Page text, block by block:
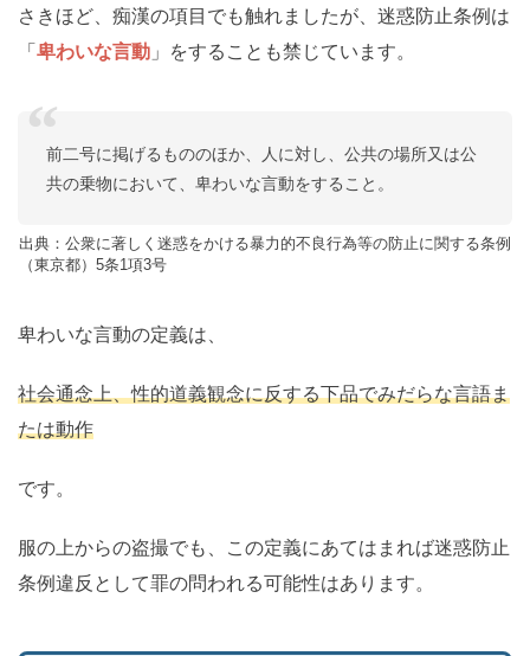
さきほど、痴漢の項目でも触れましたが、迷惑防止条例は
「 卑わいな言動 」をすることも禁じています。
前二号に掲げるもののほか、人に対し、公共の場所又は公
共の乗物において、卑わいな言動をすること。
出典：公衆に著しく迷惑をかける暴力的不良行為等の防止に関する条例
（東京都）5条1項3号
卑わいな言動の定義は、
社会通念上、性的道義観念に反する下品でみだらな言語ま
たは動作
です。
服の上からの盗撮でも、この定義にあてはまれば迷惑防止
条例違反として罪の問われる可能性はあります。